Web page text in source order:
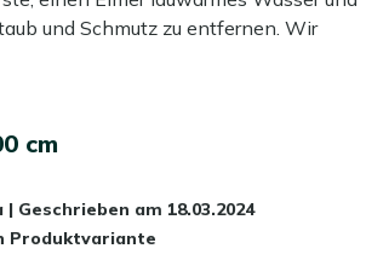
um ihn zu zweit zu versetzen.
zu platzieren, Sie nutzen Ihren
und Schmutz zu entfernen. Wir
für das Tischblatt.
beschädigen kann.
empfehlen wir, eine schützende
cm
| Geschrieben am 18.03.2024
Produktvariante